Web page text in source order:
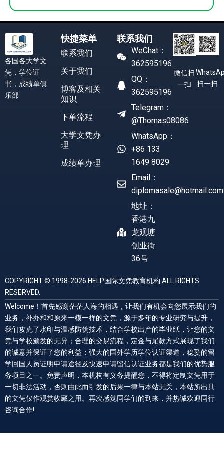
各国各大学文
凭，学位证
书，成绩单俱
乐部
快捷菜单
联系我们
关于我们
博客及相关
知识
下单流程
大学文凭办
理
成绩单办理
联系我们
WeChat：
362595196
QQ：
362595196
Telegram：
@Thomas08086
WhatsApp：
+86 133
1649 8029
Email：
diplomasale@hotmail.com
地址：
香港九
龙观塘
创业街
36号
微信扫
一扫
扫一扫
COPYRIGHT © 1998-2026 HELP国际文凭教育机构 ALL RIGHTS
RESERVED.
Welcome！首先感谢茫茫人海的相遇，让我们有机会向您展示我们的
业务，补办和和原来一模一样的文凭，源于多年的专业研究与提升，
我们攻克了水印与温感防伪技术，结合学校出产的毕业纸，让您的文
凭与学校颁发的无异；合理的交易流程，定金与尾款方式展现了我们
的诚意并保证了您的利益；强大的国外学历学位认证渠道，稳妥的留
学回国人员证明申请途径及快速申请留信认证业务都是我们的优势服
务项目之一。免责声明，本机构有义务提醒您，不得将定制文凭用于
一切非法活动，否则由此而引发的后果一律与本站无关，本站所出具
的文凭仅作观赏收藏之用。再次感觉同学们的到来，并热诚欢迎同行
咨询合作!